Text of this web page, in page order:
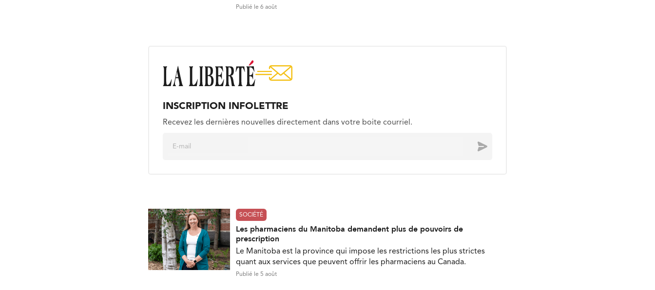
Publié le 6 août
INSCRIPTION INFOLETTRE
Recevez les dernières nouvelles directement dans votre boite courriel.
Envoyer
SOCIÉTÉ
Les pharmaciens du Manitoba demandent plus de pouvoirs de
prescription
Le Manitoba est la province qui impose les restrictions les plus strictes
quant aux services que peuvent offrir les pharmaciens au Canada.
Publié le 5 août